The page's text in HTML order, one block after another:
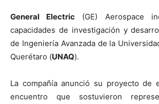
General Electric (GE) Aerospace
capacidades de investigación y
de Ingeniería Avanzada de la
Querétaro (UNAQ).
La compañía anunció su proyecto de
encuentro que sostuvieron